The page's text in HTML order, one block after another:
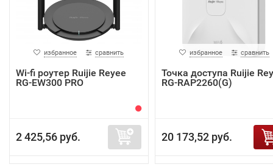
избранное сравнить
Wi-fi роутер Ruijie Reyee
RG-EW300 PRO
2 425,56 руб.
избранное сравнить
Точка доступа Ruijie
RG-RAP2260(G)
20 173,52 руб.